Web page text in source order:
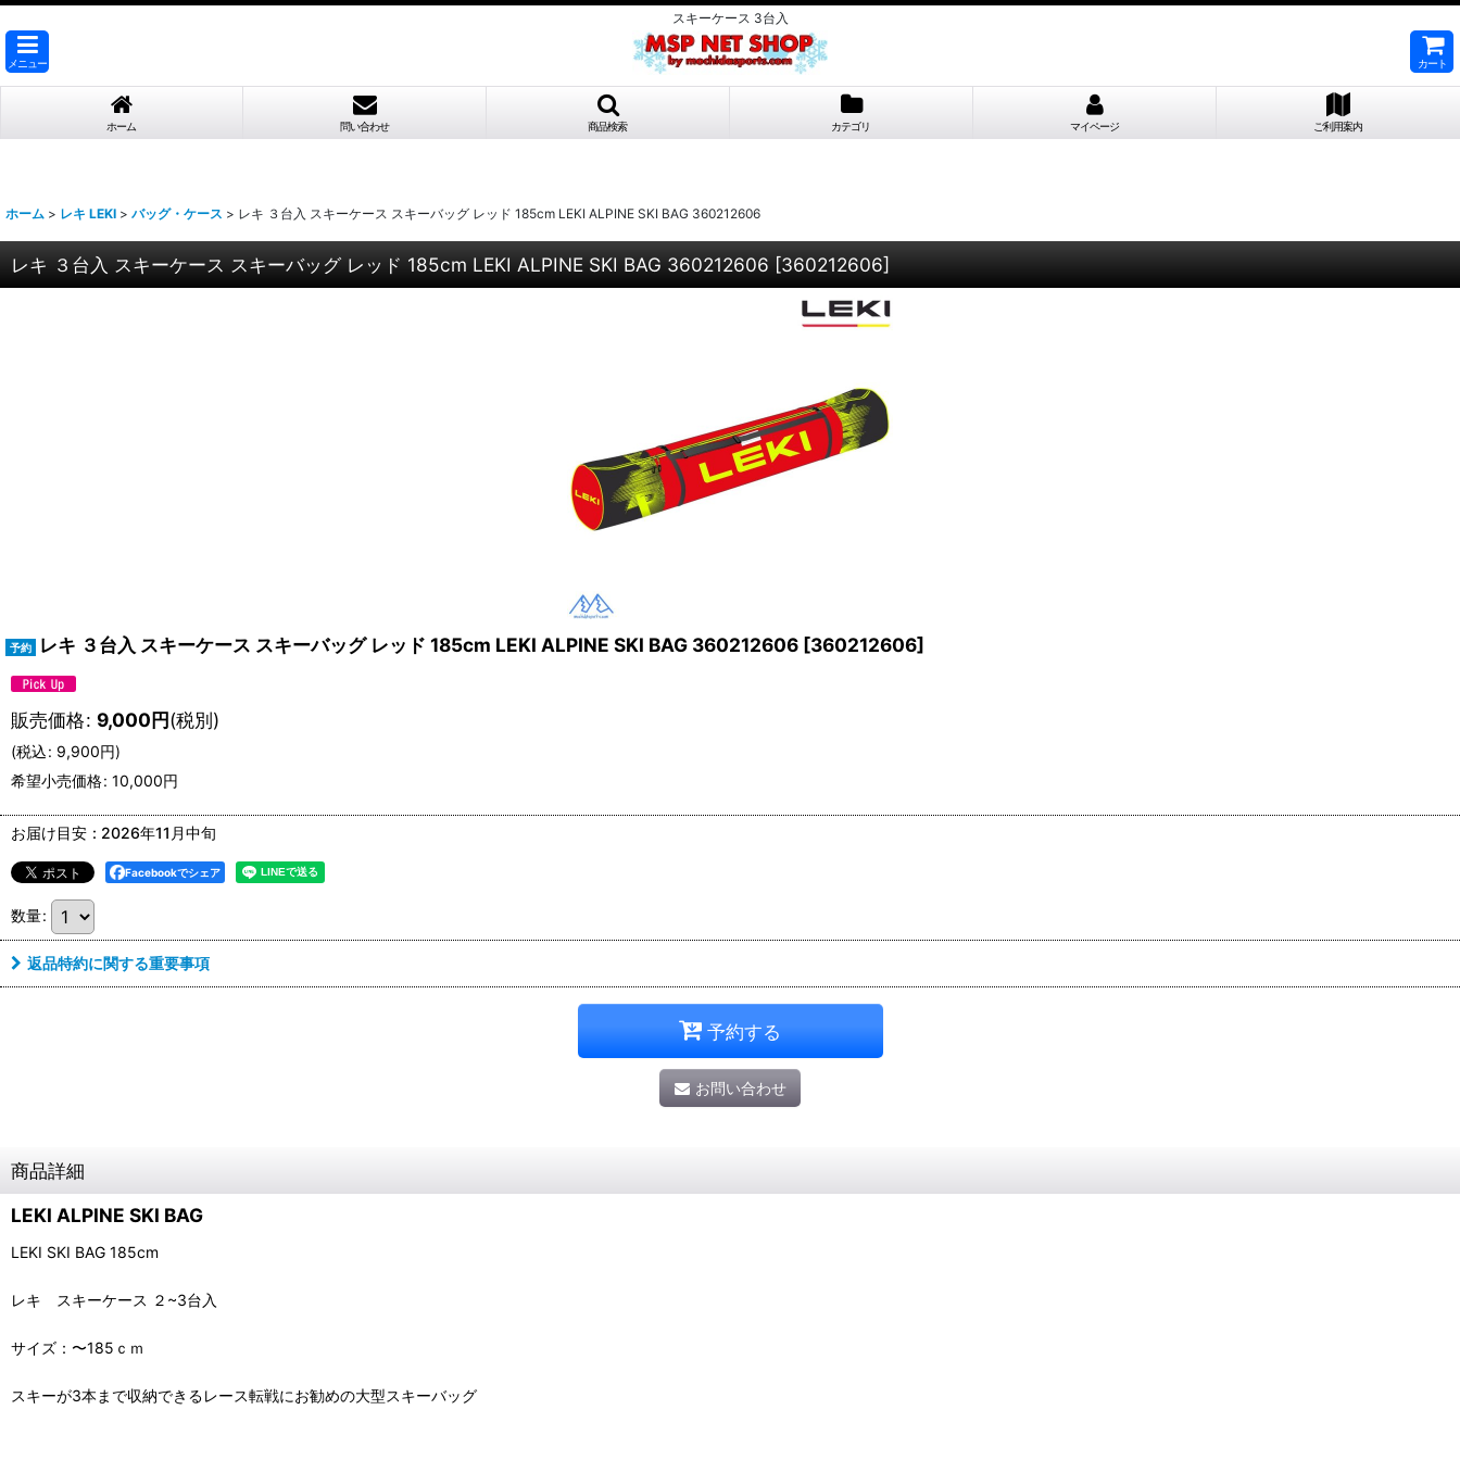
スキーケース 3台入
メニュー カート
ホーム 問い合わせ 商品検索 カテゴリ マイページ ご利用案内
ホーム > レキ LEKI > バッグ・ケース > レキ ３台入 スキーケース スキーバッグ レッド 185cm LEKI ALPINE SKI BAG 360212606
レキ ３台入 スキーケース スキーバッグ レッド 185cm LEKI ALPINE SKI BAG 360212606 [360212606]
レキ ３台入 スキーケース スキーバッグ レッド 185cm LEKI ALPINE SKI BAG 360212606 [360212606]
販売価格: 9,000円(税別)
(税込: 9,900円)
希望小売価格: 10,000円
お届け目安 : 2026年11月中旬
Facebookでシェア
数量:
返品特約に関する重要事項
予約する
お問い合わせ
商品詳細
LEKI ALPINE SKI BAG
LEKI SKI BAG 185cm
レキ スキーケース ２~3台入
サイズ：〜185ｃｍ
スキーが3本まで収納できるレース転戦にお勧めの大型スキーバッグ